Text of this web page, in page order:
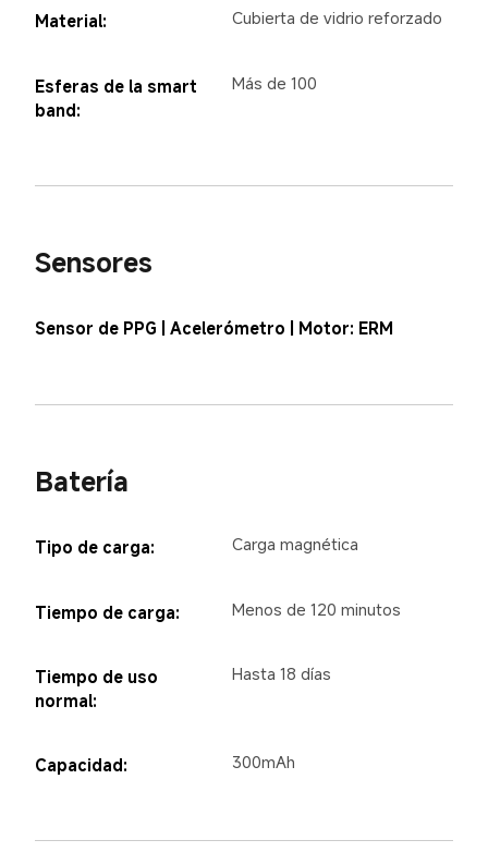
Material: Cubierta de vidrio reforzado
Esferas de la smart
band:
Más de 100
Sensores
Sensor de PPG | Acelerómetro | Motor: ERM
Batería
Tipo de carga: Carga magnética
Tiempo de carga: Menos de 120 minutos
Tiempo de uso
normal:
Hasta 18 días
Capacidad: 300mAh